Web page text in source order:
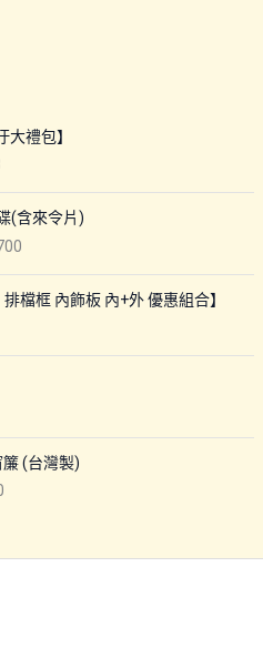
大禮包】
(含來令片)
價
範
N
5
檔框 內飾板 內+外 優惠組合】
(台灣製)
價
圍